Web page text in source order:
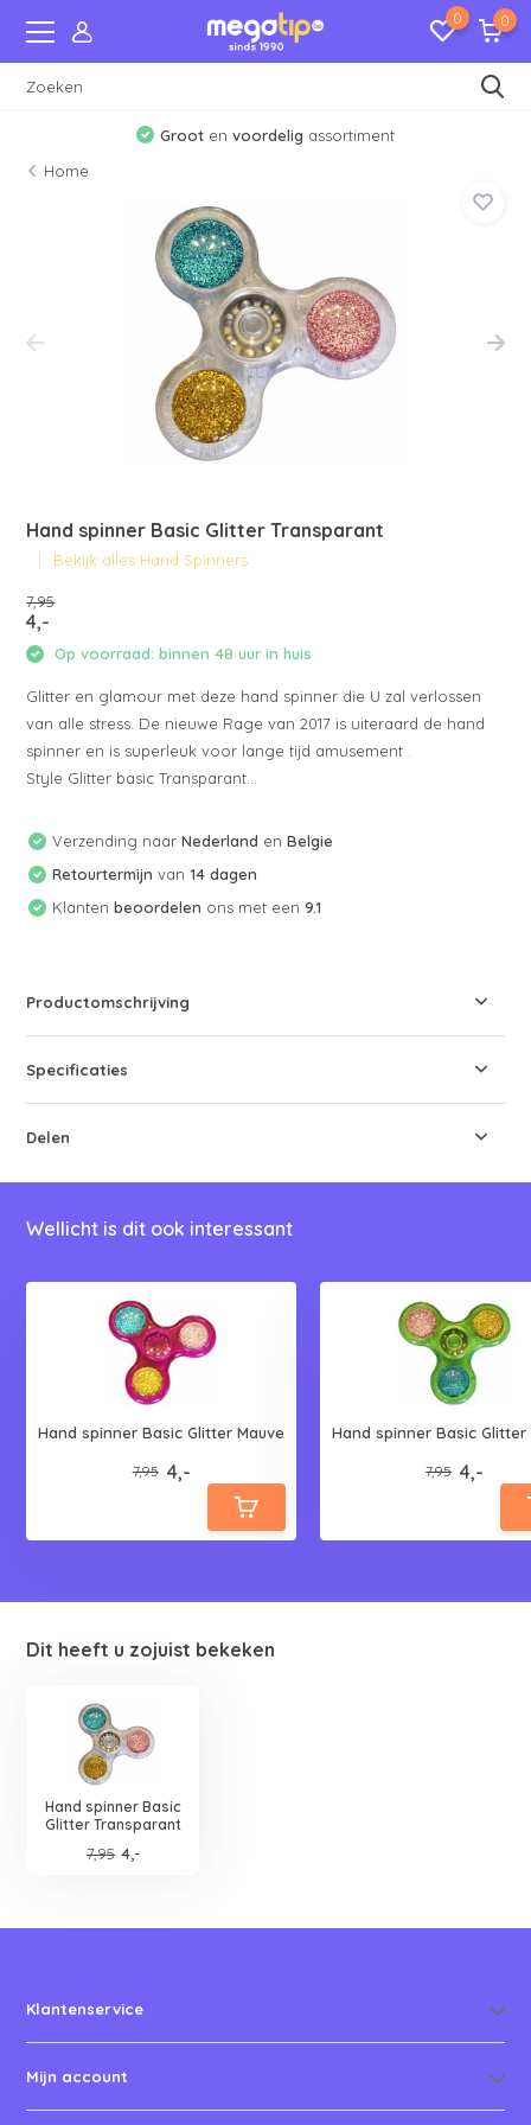
0 0
Groot envoordelig assortiment
Home
Hand spinner Basic Glitter Transparant
Bekijk alles Hand Spinners
7,95
4,-
Op voorraad: binnen 48 uur in huis
Glitter en glamour met deze hand spinner die U zal verlossen
van alle stress. De nieuwe Rage van 2017 is uiteraard de hand
spinner en is superleuk voor lange tijd amusement .
Style Glitter basic Transparant...
Verzending naarNederland enBelgie
Retourtermijn van 14 dagen
Klantenbeoordelen ons met een9.1
Productomschrijving
Specificaties
Delen
Wellicht is dit ook interessant
Hand spinner Basic Glitter Mauve
7,95 4,-
Hand spinner Basic Glitter
7,95 4,-
Dit heeft u zojuist bekeken
Hand spinner Basic
Glitter Transparant
7,95 4,-
Klantenservice
Mijn account